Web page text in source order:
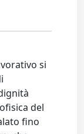
si
del
fino